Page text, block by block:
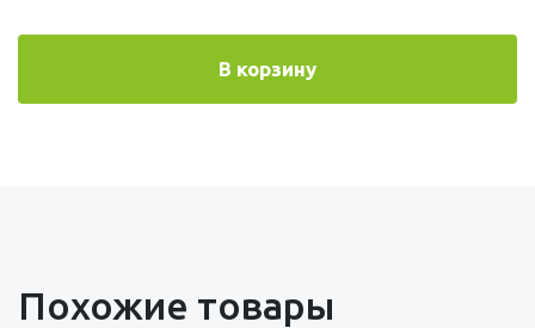
В корзину
Похожие товары